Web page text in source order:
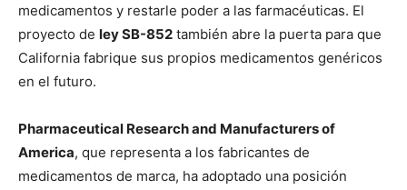
medicamentos y restarle poder a las farmacéuticas. El
proyecto de ley SB-852 también abre la puerta para que
California fabrique sus propios medicamentos genéricos
en el futuro.
Pharmaceutical Research and Manufacturers of
America, que representa a los fabricantes de
medicamentos de marca, ha adoptado una posición